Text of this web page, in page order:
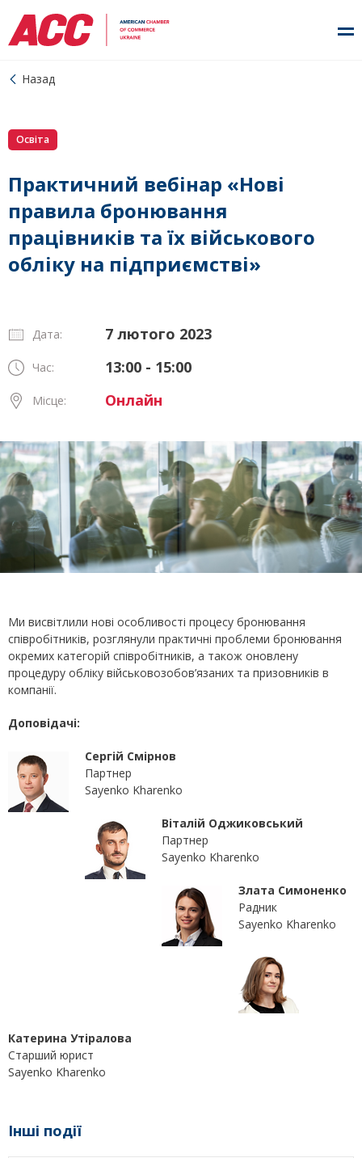
Назад
Освіта
Практичний вебінар «Нові
правила бронювання
працівників та їх військового
обліку на підприємстві»
Дата: 7 лютого 2023
Час: 13:00 - 15:00
Місце: Онлайн
Ми висвітлили нові особливості процесу бронювання
співробітників, розглянули практичні проблеми бронювання
окремих категорій співробітників, а також оновлену
процедуру обліку військовозобов’язаних та призовників в
компанії.
Доповідачі:
Сергій Смірнов
Партнер
Sayenko Kharenko
Віталій Оджиковський
Партнер
Sayenko Kharenko
Злата Симоненко
Радник
Sayenko Kharenko
Катерина Утіралова
Старший юрист
Sayenko Kharenko
Інші події